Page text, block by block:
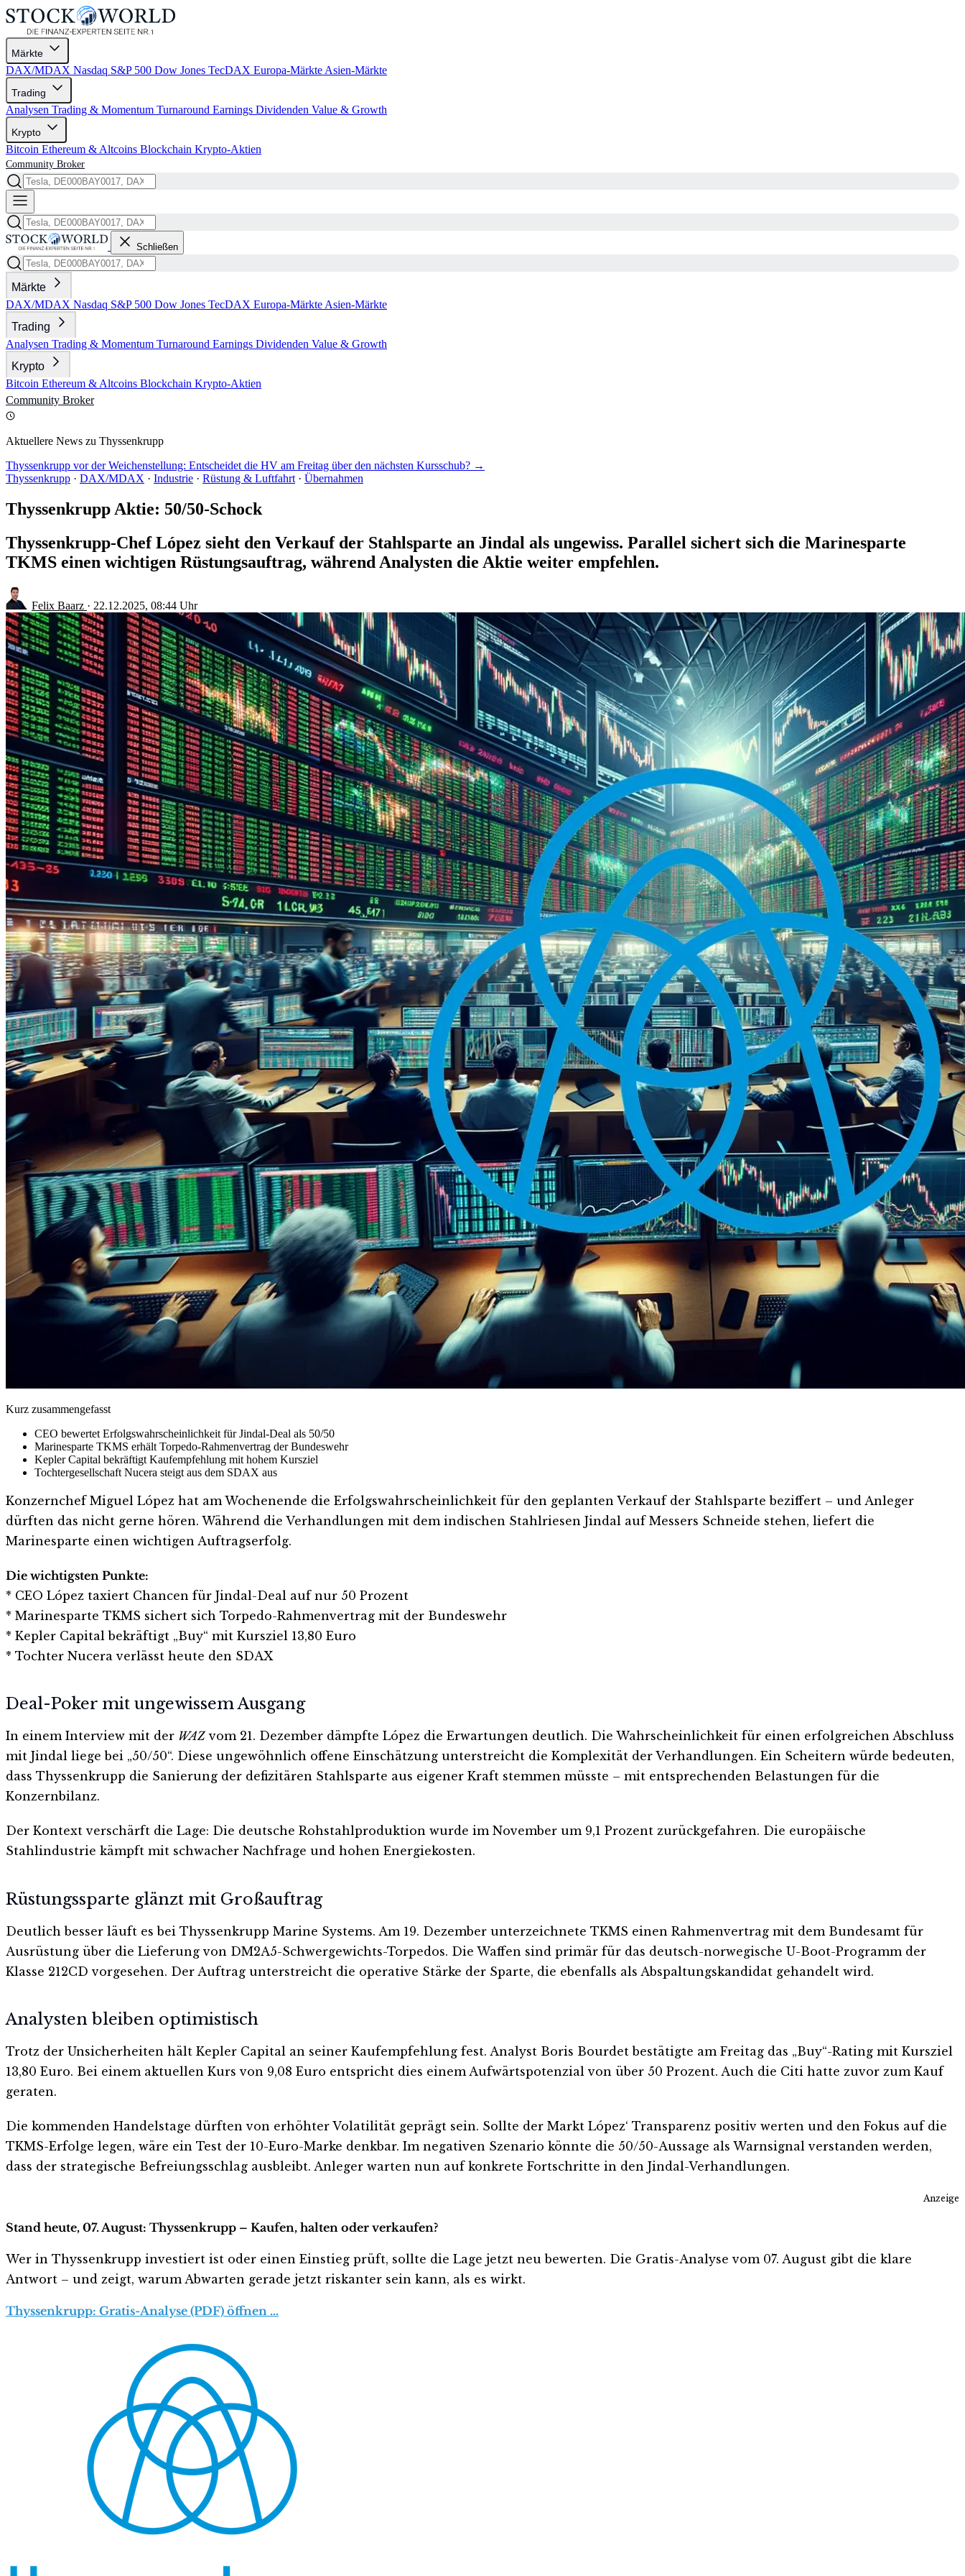
Märkte
DAX/MDAX Nasdaq S&P 500 Dow Jones TecDAX Europa-Märkte Asien-Märkte
Trading
Analysen Trading & Momentum Turnaround Earnings Dividenden Value & Growth
Krypto
Bitcoin Ethereum & Altcoins Blockchain Krypto-Aktien
Community Broker
Schließen
Märkte
DAX/MDAX Nasdaq S&P 500 Dow Jones TecDAX Europa-Märkte Asien-Märkte
Trading
Analysen Trading & Momentum Turnaround Earnings Dividenden Value & Growth
Krypto
Bitcoin Ethereum & Altcoins Blockchain Krypto-Aktien
Community Broker
Aktuellere News zu Thyssenkrupp
Thyssenkrupp vor der Weichenstellung: Entscheidet die HV am Freitag über den nächsten Kursschub? →
Thyssenkrupp · DAX/MDAX · Industrie · Rüstung & Luftfahrt · Übernahmen
Thyssenkrupp Aktie: 50/50-Schock
Thyssenkrupp-Chef López sieht den Verkauf der Stahlsparte an Jindal als ungewiss. Parallel sichert sich die Marinesparte
TKMS einen wichtigen Rüstungsauftrag, während Analysten die Aktie weiter empfehlen.
Felix Baarz · 22.12.2025, 08:44 Uhr
Kurz zusammengefasst
CEO bewertet Erfolgswahrscheinlichkeit für Jindal-Deal als 50/50
Marinesparte TKMS erhält Torpedo-Rahmenvertrag der Bundeswehr
Kepler Capital bekräftigt Kaufempfehlung mit hohem Kursziel
Tochtergesellschaft Nucera steigt aus dem SDAX aus
Konzernchef Miguel López hat am Wochenende die Erfolgswahrscheinlichkeit für den geplanten Verkauf der Stahlsparte beziffert – und Anleger
dürften das nicht gerne hören. Während die Verhandlungen mit dem indischen Stahlriesen Jindal auf Messers Schneide stehen, liefert die
Marinesparte einen wichtigen Auftragserfolg.
Die wichtigsten Punkte:
* CEO López taxiert Chancen für Jindal-Deal auf nur 50 Prozent
* Marinesparte TKMS sichert sich Torpedo-Rahmenvertrag mit der Bundeswehr
* Kepler Capital bekräftigt „Buy“ mit Kursziel 13,80 Euro
* Tochter Nucera verlässt heute den SDAX
Deal-Poker mit ungewissem Ausgang
In einem Interview mit der WAZ vom 21. Dezember dämpfte López die Erwartungen deutlich. Die Wahrscheinlichkeit für einen erfolgreichen Abschluss
mit Jindal liege bei „50/50“. Diese ungewöhnlich offene Einschätzung unterstreicht die Komplexität der Verhandlungen. Ein Scheitern würde bedeuten,
dass Thyssenkrupp die Sanierung der defizitären Stahlsparte aus eigener Kraft stemmen müsste – mit entsprechenden Belastungen für die
Konzernbilanz.
Der Kontext verschärft die Lage: Die deutsche Rohstahlproduktion wurde im November um 9,1 Prozent zurückgefahren. Die europäische
Stahlindustrie kämpft mit schwacher Nachfrage und hohen Energiekosten.
Rüstungssparte glänzt mit Großauftrag
Deutlich besser läuft es bei Thyssenkrupp Marine Systems. Am 19. Dezember unterzeichnete TKMS einen Rahmenvertrag mit dem Bundesamt für
Ausrüstung über die Lieferung von DM2A5-Schwergewichts-Torpedos. Die Waffen sind primär für das deutsch-norwegische U-Boot-Programm der
Klasse 212CD vorgesehen. Der Auftrag unterstreicht die operative Stärke der Sparte, die ebenfalls als Abspaltungskandidat gehandelt wird.
Analysten bleiben optimistisch
Trotz der Unsicherheiten hält Kepler Capital an seiner Kaufempfehlung fest. Analyst Boris Bourdet bestätigte am Freitag das „Buy“-Rating mit Kursziel
13,80 Euro. Bei einem aktuellen Kurs von 9,08 Euro entspricht dies einem Aufwärtspotenzial von über 50 Prozent. Auch die Citi hatte zuvor zum Kauf
geraten.
Die kommenden Handelstage dürften von erhöhter Volatilität geprägt sein. Sollte der Markt López‘ Transparenz positiv werten und den Fokus auf die
TKMS-Erfolge legen, wäre ein Test der 10-Euro-Marke denkbar. Im negativen Szenario könnte die 50/50-Aussage als Warnsignal verstanden werden,
dass der strategische Befreiungsschlag ausbleibt. Anleger warten nun auf konkrete Fortschritte in den Jindal-Verhandlungen.
Anzeige
Stand heute, 07. August: Thyssenkrupp – Kaufen, halten oder verkaufen?
Wer in Thyssenkrupp investiert ist oder einen Einstieg prüft, sollte die Lage jetzt neu bewerten. Die Gratis-Analyse vom 07. August gibt die klare
Antwort – und zeigt, warum Abwarten gerade jetzt riskanter sein kann, als es wirkt.
Thyssenkrupp: Gratis-Analyse (PDF) öffnen …